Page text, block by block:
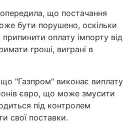
що постачання
бути порушено, оскільки
оплату імпорту від
гроші, виграні в
"Газпром" виконає виплату
євро, що може змусити
під контролем
свої поставки.